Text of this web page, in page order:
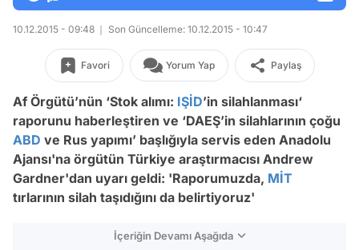
10.12.2015 - 09:48 Son Güncelleme: 10.12.2015 - 10:47
Favori Yorum Yap Paylaş
Af Örgütü’nün ‘Stok alımı: IŞİD’in silahlanması‘
raporunu haberleştiren ve ‘DAEŞ’in silahlarının çoğu
ABD ve Rus yapımı’ başlığıyla servis eden Anadolu
Ajansı'na örgütün Türkiye araştırmacısı Andrew
Gardner'dan uyarı geldi: 'Raporumuzda, MİT
tırlarının silah taşıdığını da belirtiyoruz'
İçeriğin Devamı Aşağıda